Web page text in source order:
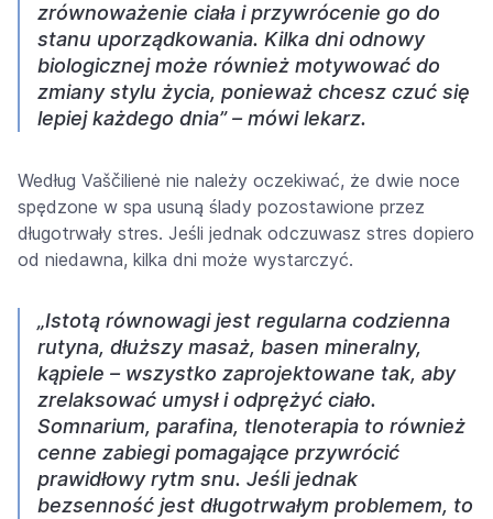
zrównoważenie ciała i przywrócenie go do
stanu uporządkowania. Kilka dni odnowy
biologicznej może również motywować do
zmiany stylu życia, ponieważ chcesz czuć się
lepiej każdego dnia” – mówi lekarz.
Według Vaščilienė nie należy oczekiwać, że dwie noce
spędzone w spa usuną ślady pozostawione przez
długotrwały stres. Jeśli jednak odczuwasz stres dopiero
od niedawna, kilka dni może wystarczyć.
„Istotą równowagi jest regularna codzienna
rutyna, dłuższy masaż, basen mineralny,
kąpiele – wszystko zaprojektowane tak, aby
zrelaksować umysł i odprężyć ciało.
Somnarium, parafina, tlenoterapia to również
cenne zabiegi pomagające przywrócić
prawidłowy rytm snu. Jeśli jednak
bezsenność jest długotrwałym problemem, to